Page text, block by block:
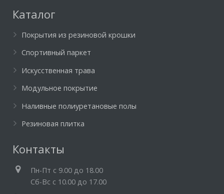
Каталог
Покрытия из резиновой крошки
Спортивный паркет
Искусственная трава
Модульное покрытие
Наливные полиуретановые полы
Резиновая плитка
Контакты
Пн-Пт c 9.00 до 18.00
Cб-Вс с 10.00 до 17.00